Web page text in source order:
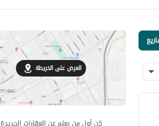
العرض على الخريطة
كن أول من يعلم عن العقارات الجديدة